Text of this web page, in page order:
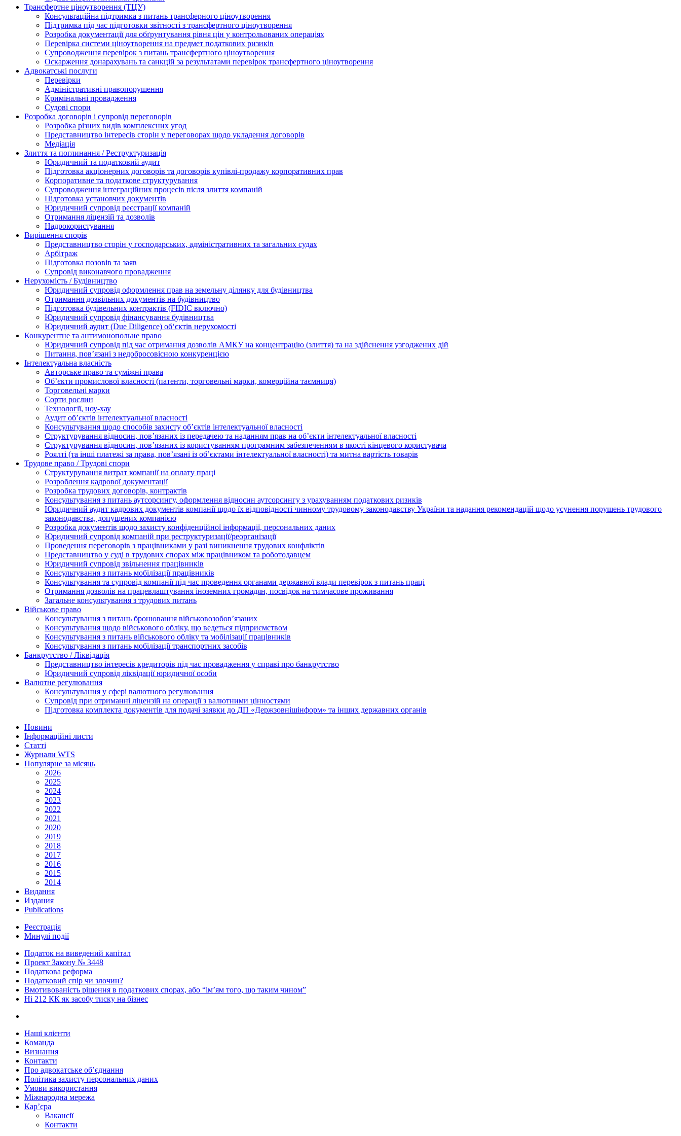
Трансфертне ціноутворення (ТЦУ)
Консультаційна підтримка з питань трансферного ціноутворення
Підтримка під час підготовки звітності з трансфертного ціноутворення
Розробка документації для обґрунтування рівня цін у контрольованих операціях
Перевірка системи ціноутворення на предмет податкових ризиків
Супроводження перевірок з питань трансфертного ціноутворення
Оскарження донарахувань та санкцій за результатами перевірок трансфертного ціноутворення
Адвокатські послуги
Перевірки
Адміністративні правопорушення
Кримінальні провадження
Судові спори
Розробка договорів і супровід переговорів
Розробка різних видів комплексних угод
Представництво інтересів сторін у переговорах щодо укладення договорів
Медіація
Злиття та поглинання / Реструктуризація
Юридичний та податковий аудит
Підготовка акціонерних договорів та договорів купівлі-продажу корпоративних прав
Корпоративне та податкове структурування
Супроводження інтеграційних процесів після злиття компаній
Підготовка установчих документів
Юридичний супровід реєстрації компаній
Отримання ліцензій та дозволів
Надрокористування
Вирішення спорів
Представництво сторін у господарських, адміністративних та загальних судах
Арбітраж
Підготовка позовів та заяв
Супровід виконавчого провадження
Нерухомість / Будівництво
Юридичний супровід оформлення прав на земельну ділянку для будівництва
Отримання дозвільних документів на будівництво
Підготовка будівельних контрактів (FIDIC включно)
Юридичний супровід фінансування будівництва
Юридичний аудит (Due Diligence) об‘єктів нерухомості
Конкурентне та антимонопольне право
Юридичний супровід під час отримання дозволів АМКУ на концентрацію (злиття) та на здійснення узгоджених дій
Питання, пов’язані з недобросовісною конкуренцією
Інтелектуальна власність
Авторське право та суміжні права
Oб’єкти промислової власності (патенти, торговельні марки, комерційна таємниця)
Торговельні марки
Сорти рослин
Технології, ноу-хау
Аудит об’єктів інтелектуальної власності
Консультування щодо способів захисту об’єктів інтелектуальної власності
Структурування відносин, пов’язаних із передачею та наданням прав на об’єкти інтелектуальної власності
Структурування відносин, пов’язаних із користуванням програмним забезпеченням в якості кінцевого користувача
Роялті (та інші платежі за права, пов’язані із об’єктами інтелектуальної власності) та митна вартість товарів
Трудове право / Трудові спори
Cтруктурування витрат компанії на оплату праці
Розроблення кадрової документації
Розробка трудових договорів, контрактів
Консультування з питань аутсорсингу, оформлення відносин аутсорсингу з урахуванням податкових ризиків
Юридичний аудит кадрових документів компанії щодо їх відповідності чинному трудовому законодавству України та надання рекомендацій щодо усунення порушень трудового
законодавства, допущених компанією
Розробка документів щодо захисту конфіденційної інформації, персональних даних
Юридичний супровід компаній при реструктуризації/реорганізації
Проведення переговорів з працівниками у разі виникнення трудових конфліктів
Представництво у суді в трудових спорах між працівником та роботодавцем
Юридичний супровід звільнення працівників
Консультування з питань мобілізації працівників
Консультування та супровід компанії під час проведення органами державної влади перевірок з питань праці
Отримання дозволів на працевлаштування іноземних громадян, посвідок на тимчасове проживання
Загальне консультування з трудових питань
Військове право
Консультування з питань бронювання військовозобов’язаних
Консультування щодо військового обліку, що ведеться підприємством
Консультування з питань військового обліку та мобілізації працівників
Консультування з питань мобілізації транспортних засобів
Банкрутство / Ліквідація
Представництво інтересів кредиторів під час провадження у справі про банкрутство
Юридичний супровід ліквідації юридичної особи
Валютне регулювання
Консультування у сфері валютного регулювання
Супровід при отриманні ліцензій на операції з валютними цінностями
Підготовка комплекта документів для подачі заявки до ДП «Держзовнішінформ» та інших державних органів
Новини
Інформаційні листи
Статті
Журнали WTS
Популярне за місяць
2026
2025
2024
2023
2022
2021
2020
2019
2018
2017
2016
2015
2014
Видання
Издания
Publications
Реєстрація
Минулі події
Податок на виведений капітал
Проект Закону № 3448
Податкова реформа
Податковий спір чи злочин?
Вмотивованість рішення в податкових спорах, або “ім’ям того, що таким чином”
Ні 212 КК як засобу тиску на бізнес
Наші клієнти
Команда
Визнання
Контакти
Про адвокатське об’єднання
Політика захисту персональних даних
Умови використання
Міжнародна мережа
Кар’єра
Вакансії
Контакти